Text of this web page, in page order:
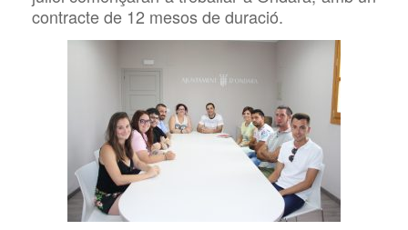
contracte de 12 mesos de duració.